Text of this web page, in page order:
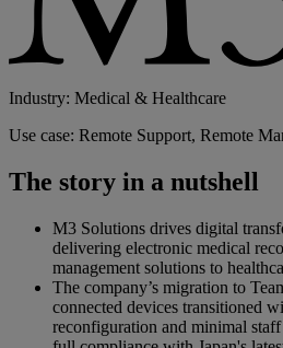
Industry: Medical & Healthcare
Use case: Remote Support, Remote
The story in a nutshell
M3 Solutions drives digital
delivering electronic medical
management solutions to
The company’s migration to
connected devices transitioned
reconfiguration and minimal